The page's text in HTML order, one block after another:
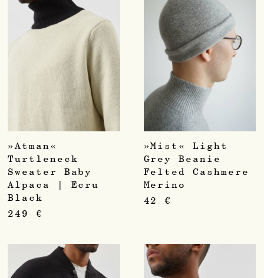
»Atman«
Turtleneck
Sweater Baby
Alpaca | Ecru
Black
249 €
»Mist« Light
Grey Beanie
Felted Cashmere
Merino
42€